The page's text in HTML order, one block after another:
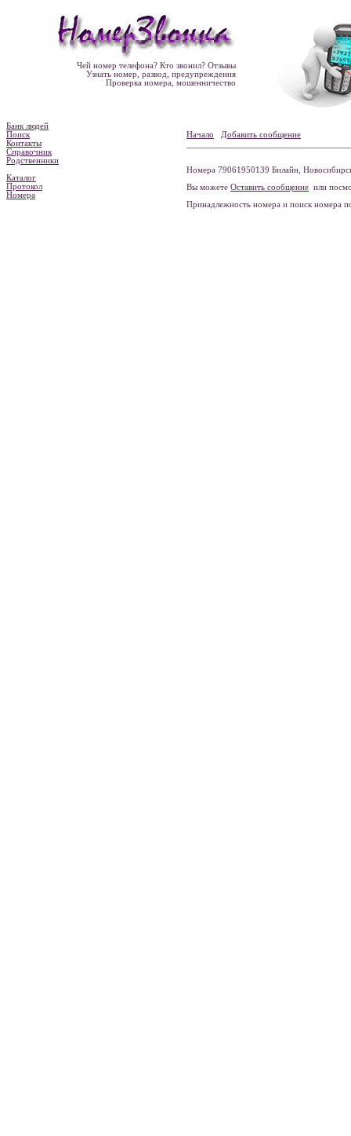
Чей номер телефона? Кто звонил? Отзывы
Узнать номер, развод, предупреждения
Проверка номера, мошенничество
Банк людей
Поиск
Контакты
Справочник
Родственники
Каталог
Протокол
Номера
Начало Добавить сообщение
Номера 79061950139 Билайн,
Вы можете Оставить сообщение или
Принадлежность номера и поиск номера